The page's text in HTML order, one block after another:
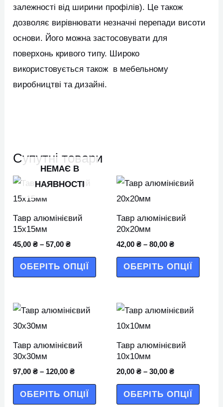
залежності від ширини профілів). Це також
дозволяє вирівнювати незначні перепади висоти
основи. Його можна застосовувати для
поверхонь кривого типу. Широко
використовується також в мебельному
виробництві та дизайні.
Супутні товари
НЕМАЄ В
НАЯВНОСТІ
Тавр алюмінієвий
15х15мм
45,00₴ –57,00₴
ОБЕРІТЬ ОПЦІЇ
товар
кілька
варіантів.
Параметри
можна
сторінці
Тавр алюмінієвий
20х20мм
42,00 ₴ – 80,00 ₴
ОБЕРІТЬ ОПЦІЇ
Тавр алюмінієвий
30х30мм
97,00₴ – 120,00₴
ОБЕРІТЬ ОПЦІЇ
товар
кілька
варіантів.
Параметри
можна
Тавр алюмінієвий
10х10мм
20,00 ₴ – 30,00 ₴
ОБЕРІТЬ ОПЦІЇ